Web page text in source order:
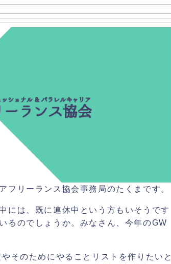
フリーランス協会事務局のたくまです。
には、
既に連休中という方もいそうです
るのでしょうか。みなさん、 今年のGW
そのためにやることリストを作 りたいと